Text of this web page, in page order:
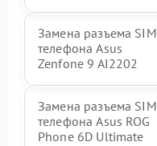
Замена разъема SIM
телефона Asus
Zenfone 9 AI2202
Замена разъема SIM
телефона Asus ROG
Phone 6D Ultimate